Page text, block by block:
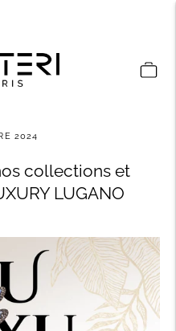
2024
collections et
LUGANO